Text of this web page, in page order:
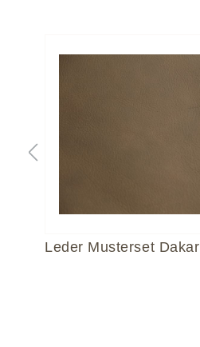
Leder Musterset Dakar